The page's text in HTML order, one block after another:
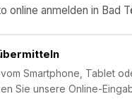
online anmelden in Bad
Smartphone, Tablet
Sie unsere Online-